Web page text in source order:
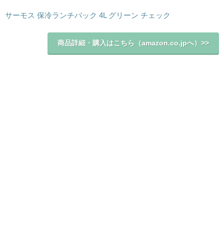
サーモス 保冷ランチバック 4L グリーン チェック
商品詳細・購入はこちら（amazon.co.jpへ）>>